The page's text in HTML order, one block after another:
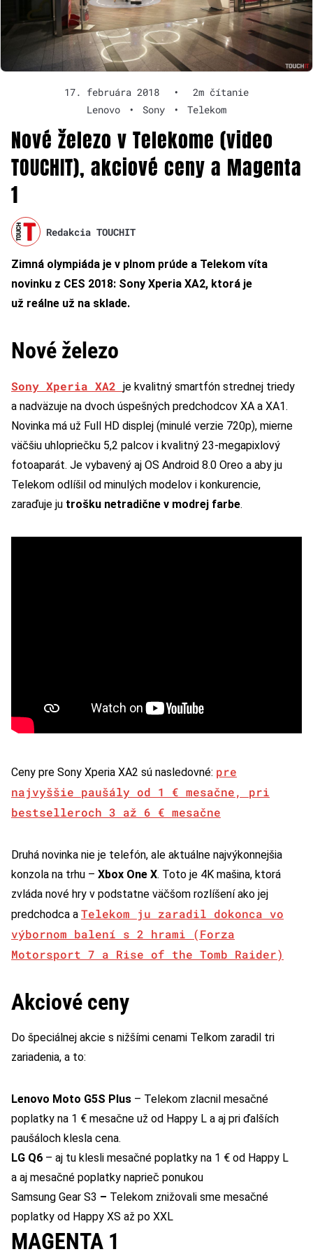
17. februára 2018 •
2m čítanie
Lenovo
• Sony • Telekom
Nové železo v Telekome (video
TOUCHIT), akciové ceny a Magenta
1
Redakcia TOUCHIT
Zimná olympiáda je v plnom prúde a Telekom víta
novinku z CES 2018: Sony Xperia XA2, ktorá je
už reálne už na sklade.
Nové železo
Sony Xperia XA2 je kvalitný smartfón strednej triedy
a nadväzuje na dvoch úspešných predchodcov XA a XA1.
Novinka má už Full HD displej (minulé verzie 720p), mierne
väčšiu uhlopriečku 5,2 palcov i kvalitný 23-megapixlový
fotoaparát. Je vybavený aj OS Android 8.0 Oreo a aby ju
Telekom odlíšil od minulých modelov i konkurencie,
zaraďuje ju trošku netradične v modrej farbe.
Ceny pre Sony Xperia XA2 sú nasledovné: pre
najvyššie paušály od 1 € mesačne, pri
bestselleroch 3 až 6 € mesačne
Druhá novinka nie je telefón, ale aktuálne najvýkonnejšia
konzola na trhu – Xbox One X. Toto je 4K mašina, ktorá
zvláda nové hry v podstatne väčšom rozlíšení ako jej
predchodca a Telekom ju zaradil dokonca vo
výbornom balení s 2 hrami (Forza
Motorsport 7 a Rise of the Tomb Raider)
Akciové ceny
Do špeciálnej akcie s nižšími cenami Telkom zaradil tri
zariadenia, a to:
Lenovo Moto G5S Plus – Telekom zlacnil mesačné
poplatky na 1 € mesačne už od Happy L a aj pri ďalších
paušáloch klesla cena.
LG Q6 – aj tu klesli mesačné poplatky na 1 € od Happy L
a aj mesačné poplatky naprieč ponukou
Samsung Gear S3 – Telekom znižovali sme mesačné
poplatky od Happy XS až po XXL
MAGENTA 1